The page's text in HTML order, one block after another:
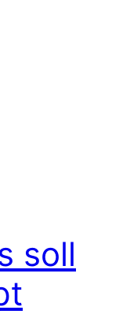
soll